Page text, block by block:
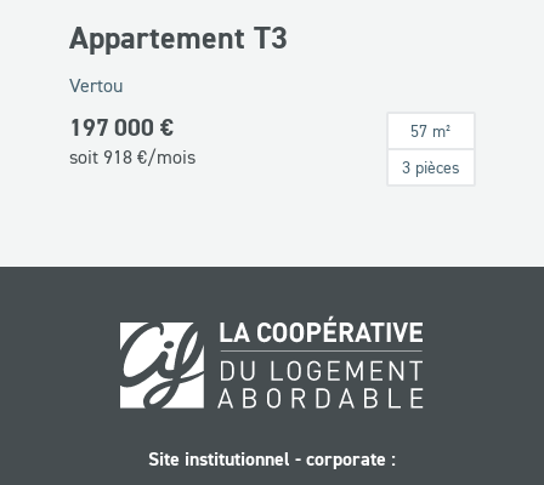
Appartement T3
Vertou
197 000 €
soit 918€/mois
57 m²
3 pièces
Site institutionnel - corporate :